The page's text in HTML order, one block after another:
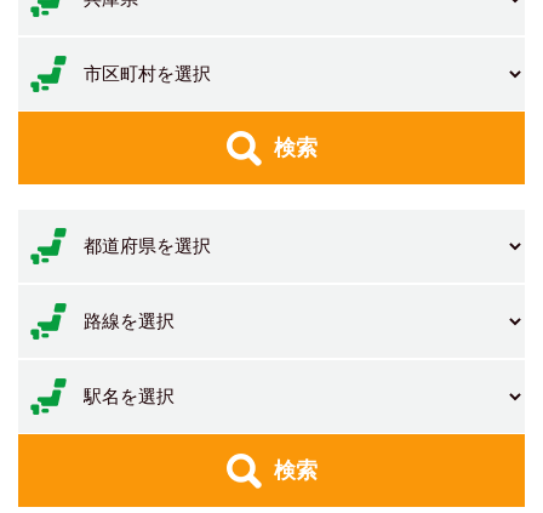
検索
検索